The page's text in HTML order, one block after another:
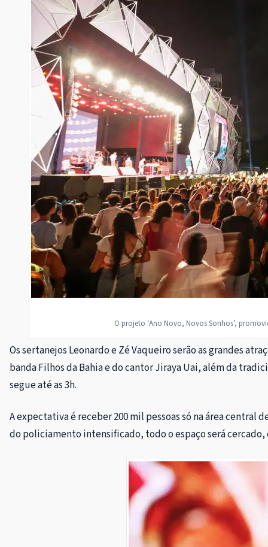
O projeto ‘Ano Novo, Novos Sonhos’,
Os sertanejos Leonardo e Zé Vaqueiro serão as grandes
banda Filhos da Bahia e do cantor Jiraya Uai, além da
segue até as 3h.
A expectativa é receber 200 mil pessoas só na área central
do policiamento intensificado, todo o espaço será